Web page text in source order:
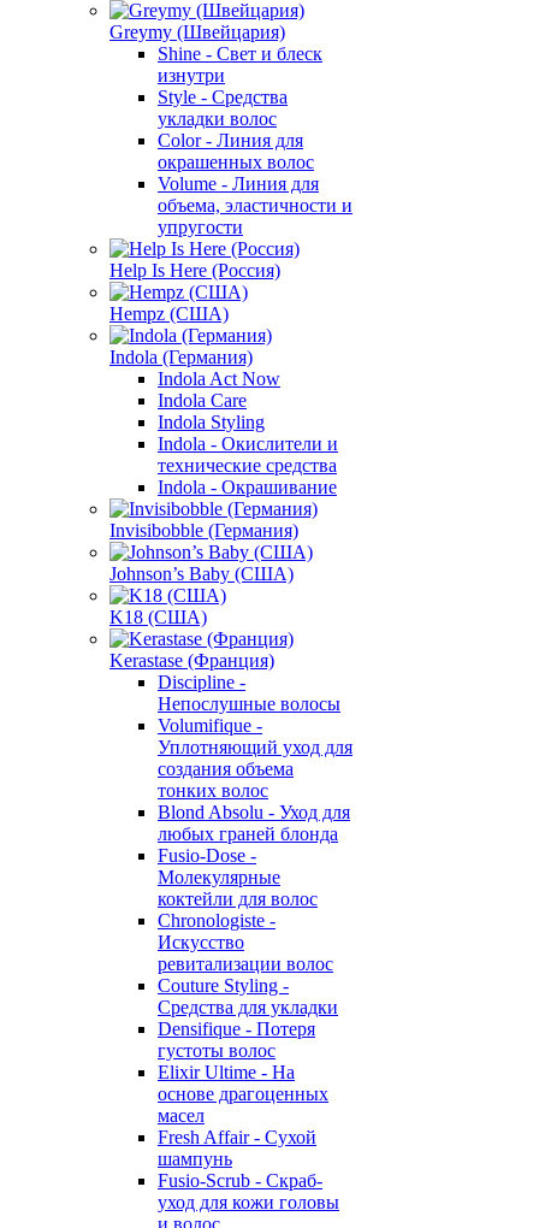
Greymy (Швейцария)
Shine - Свет и блеск
изнутри
Style - Средства
укладки волос
Color - Линия для
окрашенных волос
Volume - Линия для
объема, эластичности и
упругости
Help Is Here (Россия)
Hempz (США)
Indola (Германия)
Indola Act Now
Indola Care
Indola Styling
Indola - Окислители и
технические средства
Indola - Окрашивание
Invisibobble (Германия)
Johnson’s Baby (США)
K18 (США)
Kerastase (Франция)
Discipline -
Непослушные волосы
Volumifique -
Уплотняющий уход для
создания объема
тонких волос
Blond Absolu - Уход для
любых граней блонда
Fusio-Dose -
Молекулярные
коктейли для волос
Chronologiste -
Искусство
ревитализации волос
Couture Styling -
Средства для укладки
Densifique - Потеря
густоты волос
Elixir Ultime - На
основе драгоценных
масел
Fresh Affair - Сухой
шампунь
Fusio-Scrub - Скраб-
уход для кожи головы
и волос